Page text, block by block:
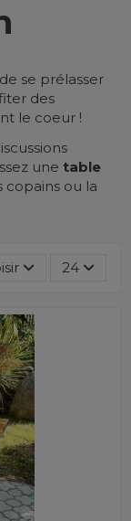
se prélasser
des
le coeur !
une table
copains ou la
24